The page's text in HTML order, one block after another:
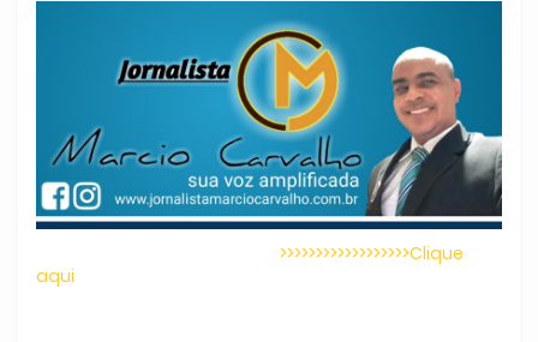
>>>>>>>>>>>>>>>>>>Clique
aqui